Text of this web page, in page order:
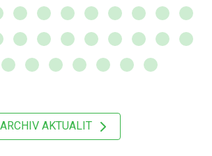
ARCHIV AKTUALIT